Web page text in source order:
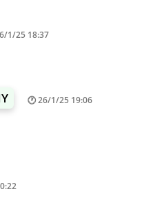
1/25 18:37
26/1/25 19:06